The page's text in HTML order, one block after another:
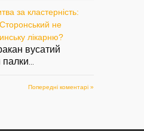
за кластерність:
не
лікарню?
вусатий
палки
Попередні коментарі »